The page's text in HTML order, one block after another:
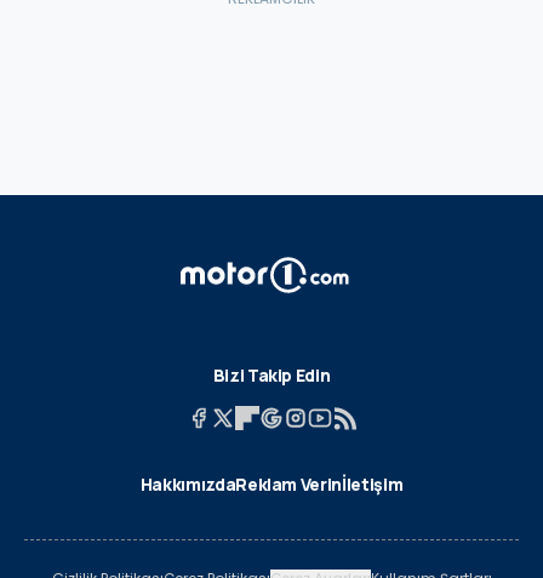
Bizi Takip Edin
HakkımızdaReklam Verinİletişim